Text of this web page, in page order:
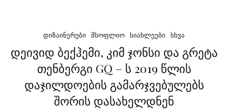
ᲓᲘᲖᲐᲘᲜᲔᲠᲔᲑᲘ ᲛᲡᲝᲤᲚᲘᲝ ᲡᲘᲐᲮᲚᲔᲔᲑᲘ ᲡᲮᲕᲐ
დეივიდ ბექჰემი, კიმ ჯონსი და გრეტა
თენბერგი GQ – ს 2019 წლის
დაჯილდოების გამარჯვებულებს
შორის დასახელდნენ